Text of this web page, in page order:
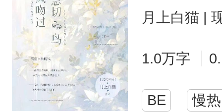
月上白猫 |
1.0万字
BE 慢热